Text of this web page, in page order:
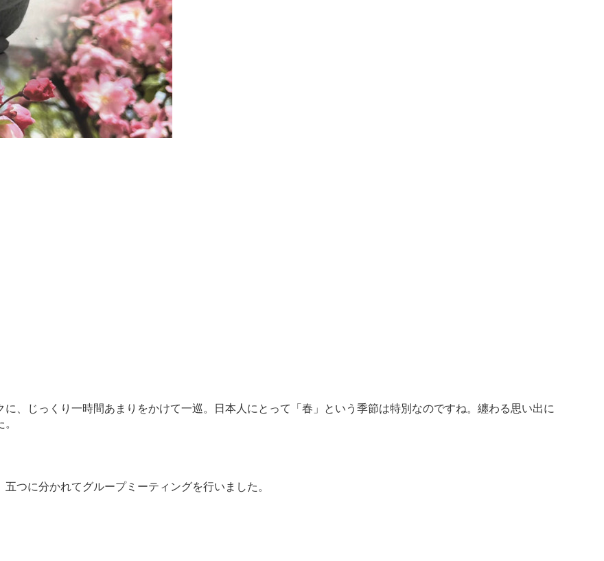
、じっくり一時間あまりをかけて一巡。日本人にとって「春」という季節は特別なのですね。纏わる思い出に
つに分かれてグループミーティングを行いました。